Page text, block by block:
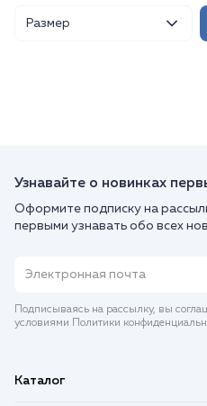
Размер
Узнавайте о новинках
Оформите подписку на
первыми узнавать обо всех
Подписываясь на рассылку, вы
условиями Политики
Каталог